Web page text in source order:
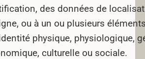
des données de
ou à un ou plusieurs
physique, physiologique,
culturelle ou sociale.